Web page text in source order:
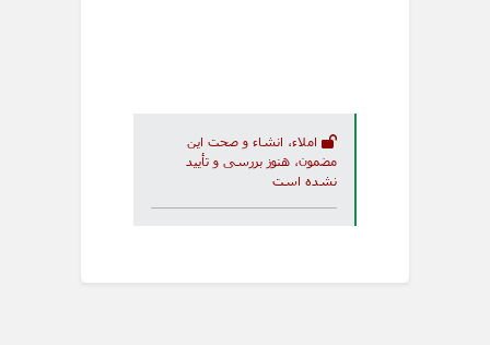
املاء، انشاء و صحت این
مضمون، هنوز بررسی و تأیید
نشده است